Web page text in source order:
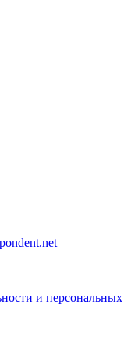
и персональных